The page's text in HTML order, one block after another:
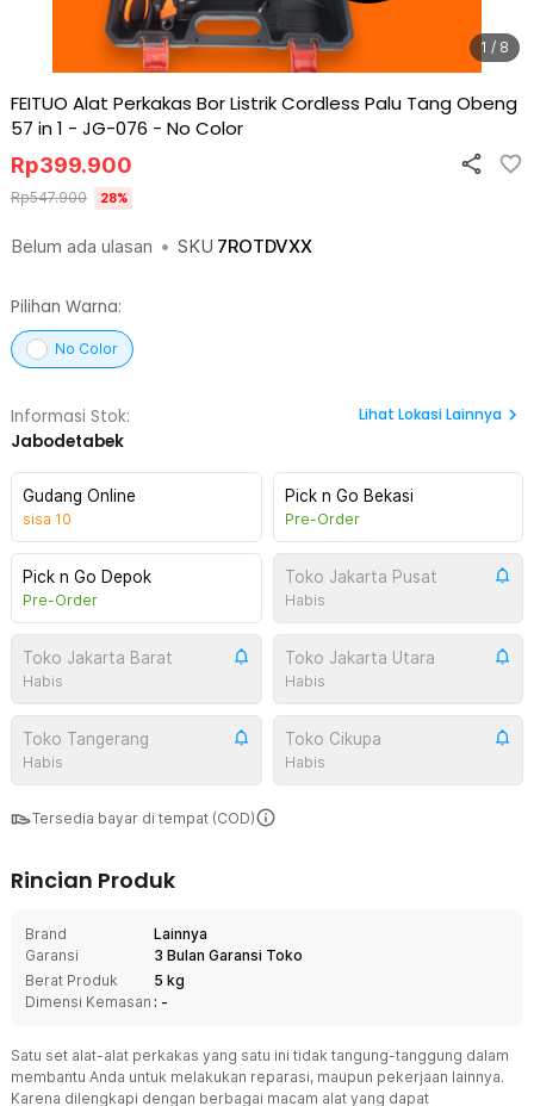
1 / 8
FEITUO Alat Perkakas Bor Listrik Cordless Palu Tang Obeng
57 in 1 - JG-076 - No Color
Belum ada ulasan • SKU 7ROTDVXX
Rp399.900
Rp547.900 28%
Pilihan Warna:
No Color
Informasi Stok:
Jabodetabek
Lihat Lokasi Lainnya
Gudang Online
sisa 10
Pick n Go Bekasi
Pre-Order
Pick n Go Depok
Pre-Order
Toko Jakarta Pusat
Habis
Toko Jakarta Barat
Habis
Toko Jakarta Utara
Habis
Toko Tangerang
Habis
Toko Cikupa
Habis
Tersedia bayar di tempat (COD)
Rincian Produk
Brand
Lainnya
Garansi
3 Bulan Garansi Toko
Berat Produk
5 kg
Dimensi Kemasan : -
Satu set alat-alat perkakas yang satu ini tidak tangung-tanggung dalam
membantu Anda untuk melakukan reparasi, maupun pekerjaan lainnya.
Karena dilengkapi dengan berbagai macam alat yang dapat